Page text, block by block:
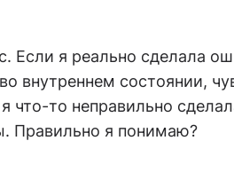
Если я реально сделала
внутреннем состоянии,
что-то неправильно
Правильно я понимаю?